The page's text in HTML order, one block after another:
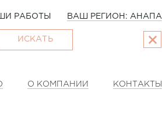
РАБОТЫ ВАШ РЕГИОН: АНАПА
ИСКАТЬ
О КОМПАНИИ КОНТАКТЫ